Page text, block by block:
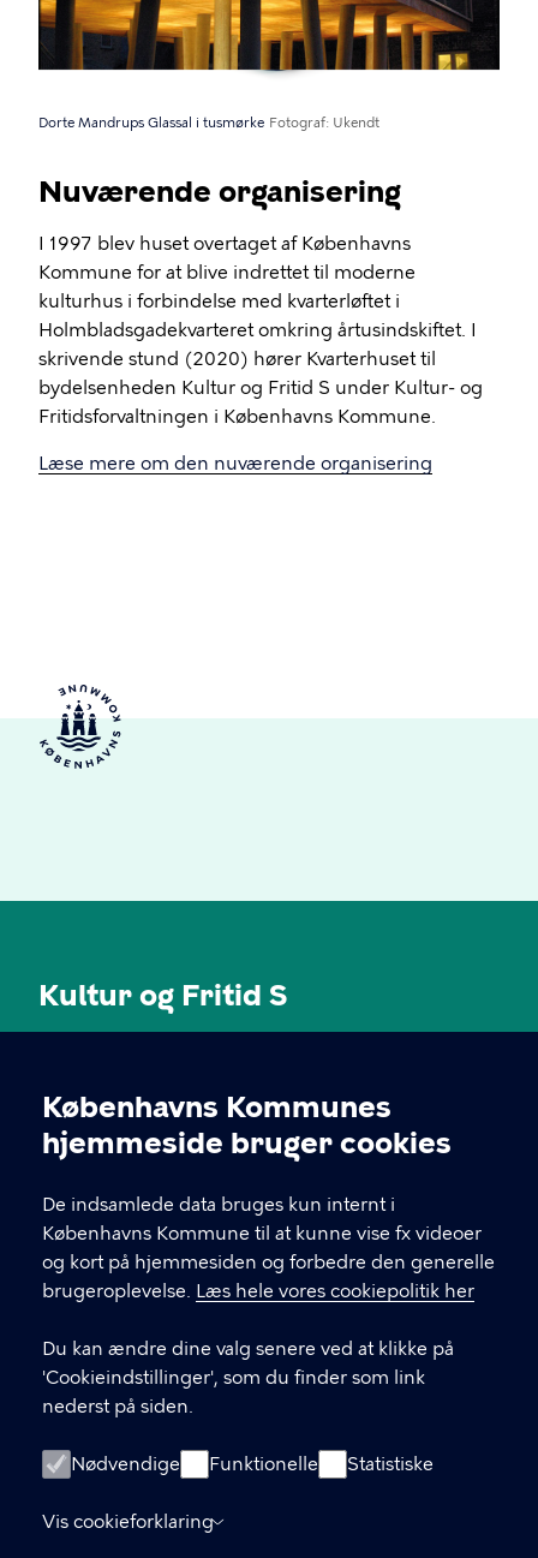
Cookieindstillinger
Københavns Kommunes
hjemmeside bruger cookies
De indsamlede data bruges kun internt i
Københavns Kommune til at kunne vise fx videoer
og kort på hjemmesiden og forbedre den generelle
brugeroplevelse. Læs hele vores cookiepolitik her
Du kan ændre dine valg senere ved at klikke på
'Cookieindstillinger', som du finder som link
nederst på siden.
Nødvendige Funktionelle Statistiske
Vis cookieforklaring
Dorte Mandrups Glassal i tusmørke Fotograf Ukendt
Nuværende organisering
I 1997 blev huset overtaget af Københavns
Kommune for at blive indrettet til moderne
kulturhus i forbindelse med kvarterløftet i
Holmbladsgadekvarteret omkring årtusindskiftet. I
skrivende stund (2020) hører Kvarterhuset til
bydelsenheden Kultur og Fritid S under Kultur- og
Fritidsforvaltningen i Københavns Kommune.
Læse mere om den nuværende organisering
Kultur og Fritid S
kontaktoplysninger, åbningstider osv.
Københavns Kommune Nyropsgade 3, 1602
København V
LINKS
Om os
Tilmeld dig vores nyhedsbrev